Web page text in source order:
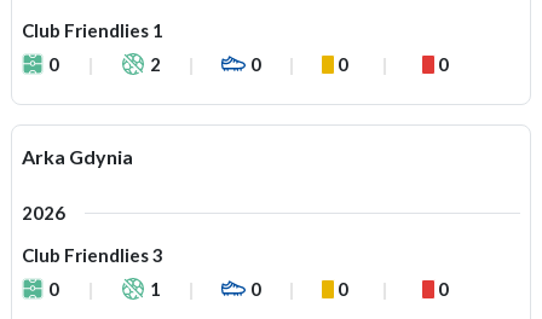
Club Friendlies 1
0
2 0 0 0
Arka Gdynia
2026
Club Friendlies 3
0
1 0 0 0